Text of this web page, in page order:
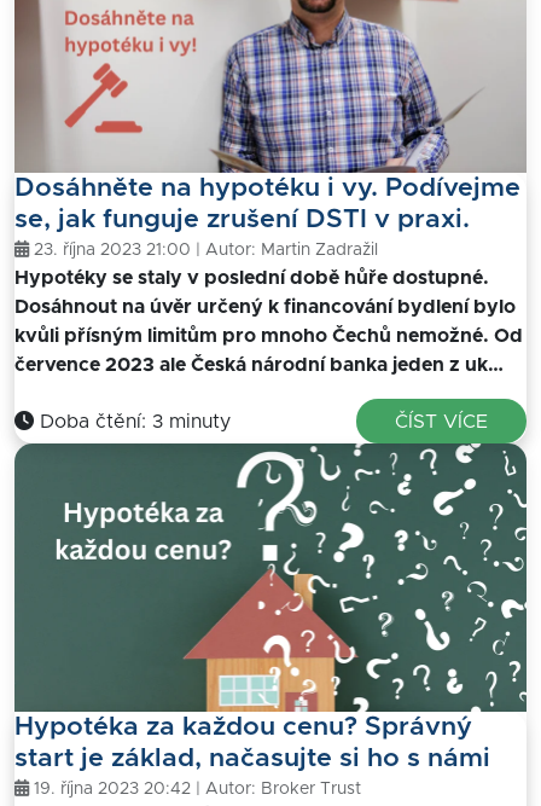
Dosáhněte na hypotéku i vy. Podívejme
se, jak funguje zrušení DSTI v praxi.
23. října 2023 21:00 | Autor: Martin Zadražil
Hypotéky se staly v poslední době hůře dostupné.
Dosáhnout na úvěr určený k financování bydlení bylo
kvůli přísným limitům pro mnoho Čechů nemožné. Od
července 2023 ale Česká národní banka jeden z uk…
Doba čtění: 3 minuty ČÍST VÍCE
Hypotéka za každou cenu? Správný
start je základ, načasujte si ho s námi
19. října 2023 20:42 | Autor: Broker Trust